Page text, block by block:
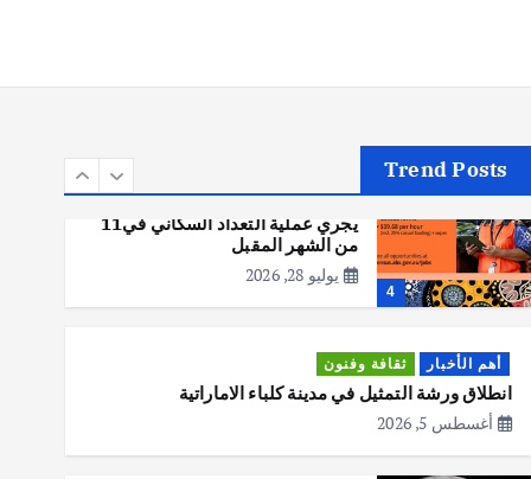
Trend Posts
يوليو 30, 2026
4
مكتب الإحصاءات الأسترالي (ABS)
يجري عملية التعداد السكاني في11
من الشهر المقبل
يوليو 28, 2026
أهم الأخبار ثقافة وفنون
انطلاق ورشة التمثيل في مدينة كلباء الاماراتية
أغسطس 5, 2026